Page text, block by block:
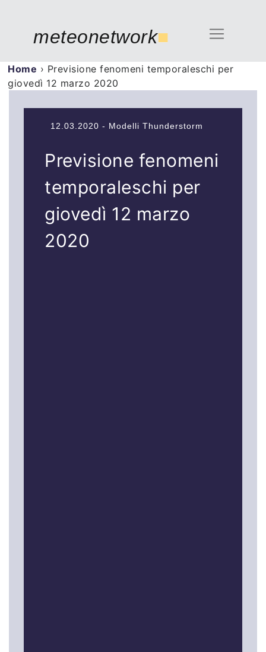
meteonetwork■
Home › Previsione fenomeni temporaleschi per
giovedì 12 marzo 2020
12.03.2020 - Modelli Thunderstorm
Previsione fenomeni
temporaleschi per
giovedì 12 marzo
2020